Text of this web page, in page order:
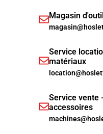
Magasin
Service
matériaux
Service vente
accessoires